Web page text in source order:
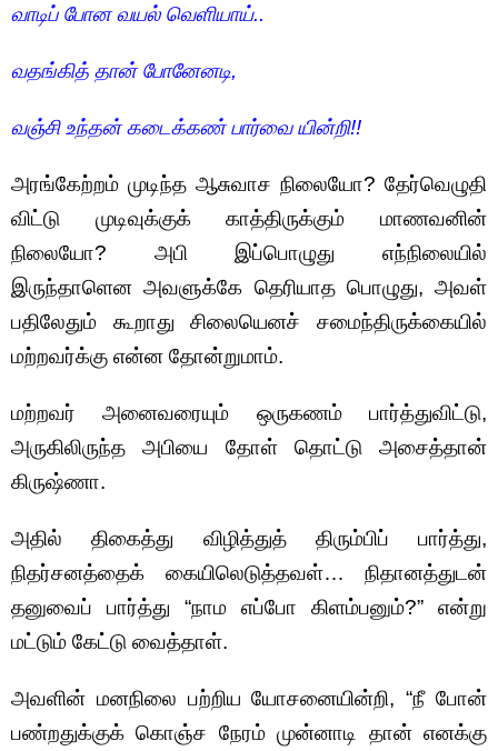
வாடிப் போன வயல் வெளியாய்..
வதங்கித் தான் போனேனடி,
வஞ்சி உந்தன் கடைக்கண் பார்வை யின்றி!!
அரங்கேற்றம் முடிந்த ஆசுவாச நிலையோ? தேர்வெழுதி
விட்டு முடிவுக்குக் காத்திருக்கும் மாணவனின்
நிலையோ? அபி இப்பொழுது எந்நிலையில்
இருந்தாளென அவளுக்கே தெரியாத பொழுது, அவள்
பதிலேதும் கூறாது சிலையெனச் சமைந்திருக்கையில்
மற்றவர்க்கு என்ன தோன்றுமாம்.
மற்றவர் அனைவரையும் ஒருகணம் பார்த்துவிட்டு,
அருகிலிருந்த அபியை தோள் தொட்டு அசைத்தான்
கிருஷ்ணா.
அதில் திகைத்து விழித்துத் திரும்பிப் பார்த்து,
நிதர்சனத்தைக் கையிலெடுத்தவள்… நிதானத்துடன்
தனுவைப் பார்த்து “நாம எப்போ கிளம்பனும்?” என்று
மட்டும் கேட்டு வைத்தாள்.
அவளின் மனநிலை பற்றிய யோசனையின்றி, “நீ போன்
பண்றதுக்குக் கொஞ்ச நேரம் முன்னாடி தான் எனக்கு